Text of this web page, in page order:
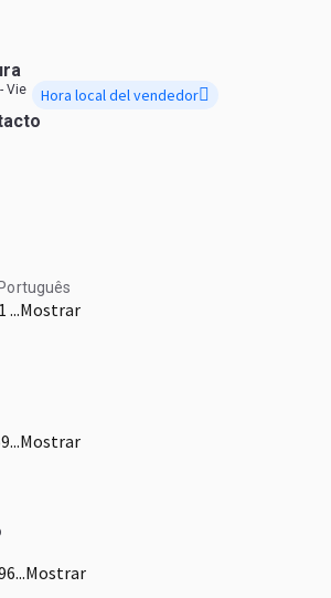
Vie Hora local del vendedor
...Mostrar
Mostrar
Mostrar